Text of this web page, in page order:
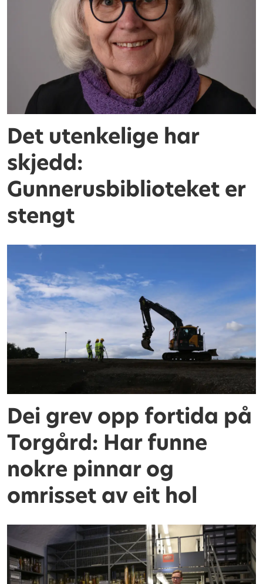
Det utenkelige har
skjedd:
Gunnerusbiblioteket er
stengt
Dei grev opp fortida på
Torgård: Har funne
nokre pinnar og
omrisset av eit hol